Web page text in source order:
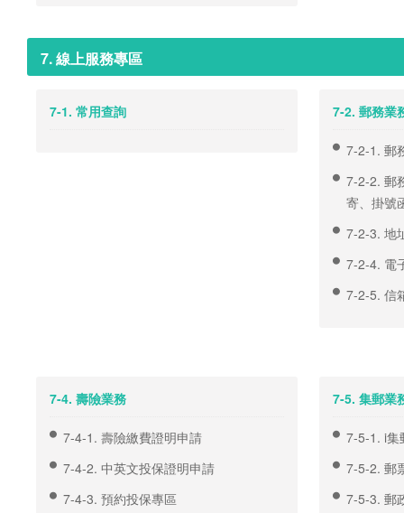
7. 線上服務專區
7-1. 常用查詢 7-2. 郵務業
7-2-1. 郵
7-2-2. 郵
寄、掛號
7-2-3. 地
7-2-4. 電
7-2-5. 信
7-4. 壽險業務
7-4-1. 壽險繳費證明申請
7-4-2. 中英文投保證明申請
7-4-3. 預約投保專區
7-5. 集郵業
7-5-1. i集
7-5-2. 郵
7-5-3. 郵